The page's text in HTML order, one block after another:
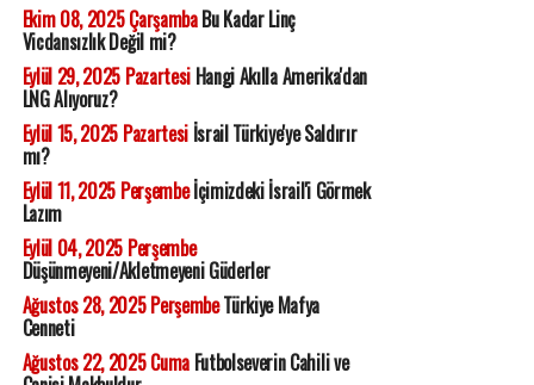
Ekim 08, 2025 ÇarşambaBu Kadar Linç
Vicdansızlık Değil mi?
Eylül 29, 2025 PazartesiHangi Akılla Amerika'dan
LNG Alıyoruz?
Eylül 15, 2025 Pazartesiİsrail Türkiye'ye Saldırır
mı?
Eylül 11, 2025 Perşembeİçimizdeki İsrail'i Görmek
Lazım
Eylül 04, 2025 Perşembe
Düşünmeyeni/Akletmeyeni Güderler
Ağustos 28, 2025 PerşembeTürkiye Mafya
Cenneti
Ağustos 22, 2025 CumaFutbolseverin Cahili ve